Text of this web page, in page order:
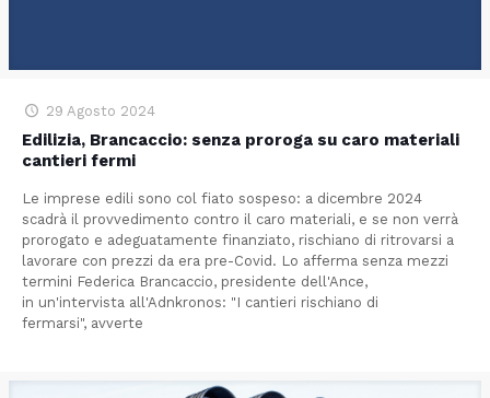
29 Agosto 2024
Edilizia, Brancaccio: senza proroga su caro materiali
cantieri fermi
Le imprese edili sono col fiato sospeso: a dicembre 2024
scadrà il provvedimento contro il caro materiali, e se non verrà
prorogato e adeguatamente finanziato, rischiano di ritrovarsi a
lavorare con prezzi da era pre-Covid. Lo afferma senza mezzi
termini Federica Brancaccio, presidente dell'Ance,
in un'intervista all'Adnkronos: "I cantieri rischiano di
fermarsi", avverte